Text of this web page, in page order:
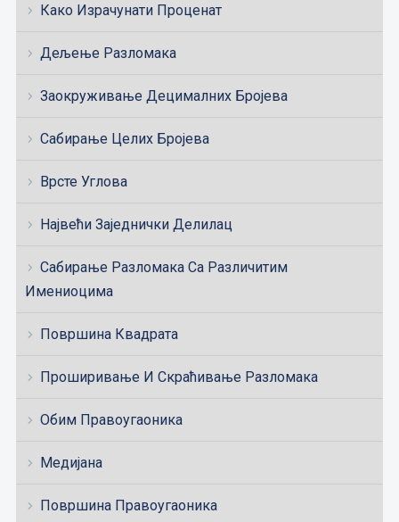
Како Израчунати Проценат
Дељење Разломака
Заокруживање Децималних Бројева
Сабирање Целих Бројева
Врсте Углова
Највећи Заједнички Делилац
Сабирање Разломака Са Различитим
Имениоцима
Површина Квадрата
Проширивање И Скраћивање Разломака
Обим Правоугаоника
Медијана
Површина Правоугаоника